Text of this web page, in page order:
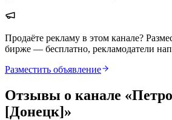
Продаёте рекламу в этом канале?
бирже — бесплатно, рекламодатели
Разместить объявление
Отзывы о канале «
[Донецк]»